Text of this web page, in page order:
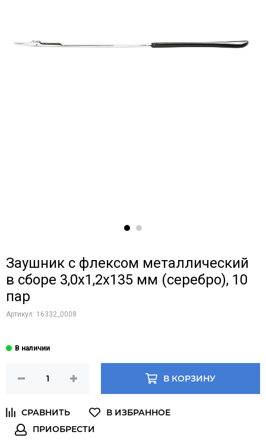
Заушник с флексом металлический
в сборе 3,0х1,2х135 мм (серебро), 10
пар
Артикул: 16332_0008
В КОРЗИНУ